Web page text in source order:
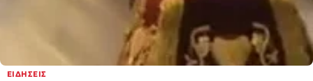
ΕΙΔΉΣΕΙΣ